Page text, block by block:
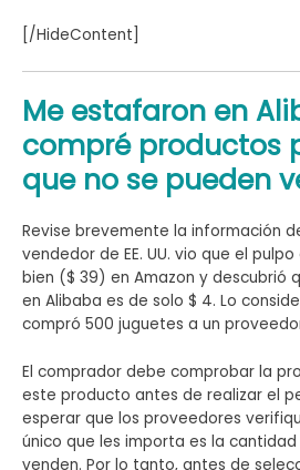
[/HideContent]
Me estafaron en
compré productos
que no se pueden
Revise brevemente la información
vendedor de EE. UU. vio que el
bien ($ 39) en Amazon y descubrió
en Alibaba es de solo $ 4. Lo
compró 500 juguetes a un
El comprador debe comprobar la
este producto antes de realizar el
esperar que los proveedores
único que les importa es la
venden. Por lo tanto, antes de